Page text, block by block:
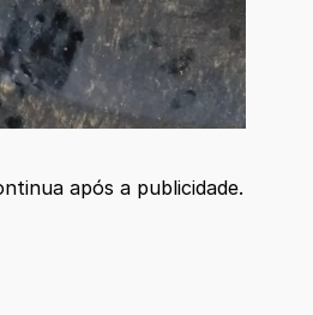
após a publicidade.